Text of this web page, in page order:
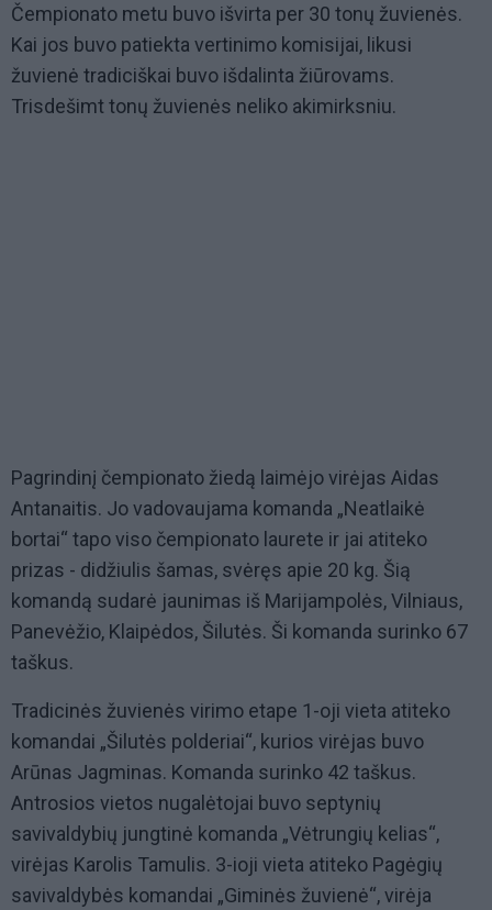
Čempionato metu buvo išvirta per 30 tonų žuvienės.
Kai jos buvo patiekta vertinimo komisijai, likusi
žuvienė tradiciškai buvo išdalinta žiūrovams.
Trisdešimt tonų žuvienės neliko akimirksniu.
Pagrindinį čempionato žiedą laimėjo virėjas Aidas
Antanaitis. Jo vadovaujama komanda „Neatlaikė
bortai“ tapo viso čempionato laurete ir jai atiteko
prizas - didžiulis šamas, svėręs apie 20 kg. Šią
komandą sudarė jaunimas iš Marijampolės, Vilniaus,
Panevėžio, Klaipėdos, Šilutės. Ši komanda surinko 67
taškus.
Tradicinės žuvienės virimo etape 1-oji vieta atiteko
komandai „Šilutės polderiai“, kurios virėjas buvo
Arūnas Jagminas. Komanda surinko 42 taškus.
Antrosios vietos nugalėtojai buvo septynių
savivaldybių jungtinė komanda „Vėtrungių kelias“,
virėjas Karolis Tamulis. 3-ioji vieta atiteko Pagėgių
savivaldybės komandai „Giminės žuvienė“, virėja